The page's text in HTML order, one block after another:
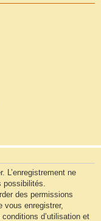
L’enregistrement ne
des permissions
vous enregistrer,
d’utilisation et